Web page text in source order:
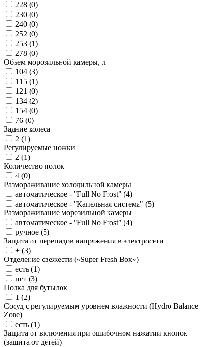
228 (0)
230 (0)
240 (0)
252 (0)
253 (1)
278 (0)
Объем морозильной камеры, л
104 (3)
115 (1)
121 (0)
134 (2)
154 (0)
76 (0)
Задние колеса
2 (1)
Регулируемые ножки
2 (1)
Количество полок
4 (0)
Размораживание холодильной камеры
автоматическое - "Full No Frost" (4)
автоматическое - "Капельная система" (5)
Размораживание морозильной камеры
автоматическое - "Full No Frost" (4)
ручное (5)
Защита от перепадов напряжения в электросети
+ (3)
Отделение свежести («Super Fresh Box»)
есть (1)
нет (3)
Полка для бутылок
1 (2)
Сосуд с регулируемым уровнем влажности (Hydro Balance
Zone)
есть (1)
Защита от включения при ошибочном нажатии кнопок
(защита от детей)